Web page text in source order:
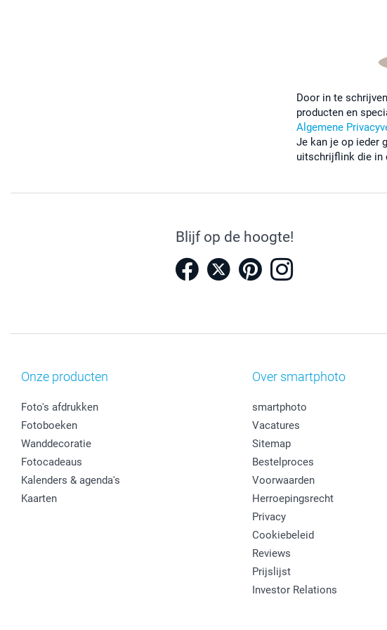
Door in te
producten en
Algemene
Je kan je op ieder
uitschrijflink die in
Blijf op de hoogte!
Onze producten
Foto's afdrukken
Fotoboeken
Wanddecoratie
Fotocadeaus
Kalenders & agenda's
Kaarten
Over smartphoto
smartphoto
Vacatures
Sitemap
Bestelproces
Voorwaarden
Herroepingsrecht
Privacy
Cookiebeleid
Reviews
Prijslijst
Investor Relations